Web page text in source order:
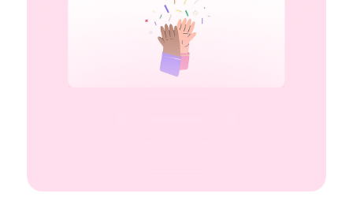
Notation automatique